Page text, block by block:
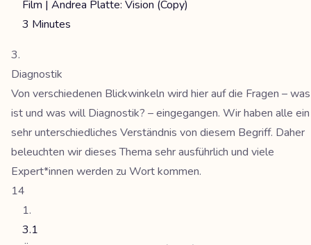
Film | Andrea Platte: Vision (Copy)
3 Minutes
Diagnostik
Von verschiedenen Blickwinkeln wird hier auf die Fragen – was
ist und was will Diagnostik? – eingegangen. Wir haben alle ein
sehr unterschiedliches Verständnis von diesem Begriff. Daher
beleuchten wir dieses Thema sehr ausführlich und viele
Expert*innen werden zu Wort kommen.
14
3.1